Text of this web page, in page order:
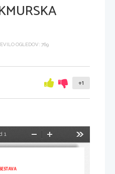
OGLEDOV: 769
meni +1
1
Pomanjšaj